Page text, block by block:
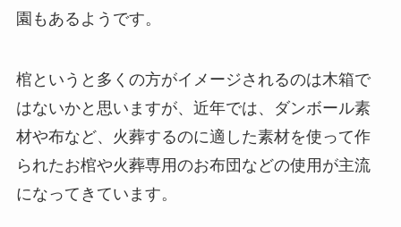
園もあるようです。
棺というと多くの方がイメージされるのは木箱で
はないかと思いますが、近年では、ダンボール素
材や布など、火葬するのに適した素材を使って作
られたお棺や火葬専用のお布団などの使用が主流
になってきています。